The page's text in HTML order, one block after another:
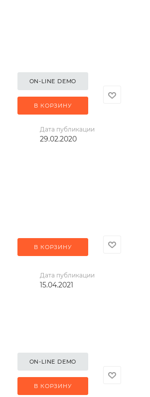
ON-LINE DEMO
В КОРЗИНУ
Дата публикации
29.02.2020
В КОРЗИНУ
Дата публикации
15.04.2021
ON-LINE DEMO
В КОРЗИНУ